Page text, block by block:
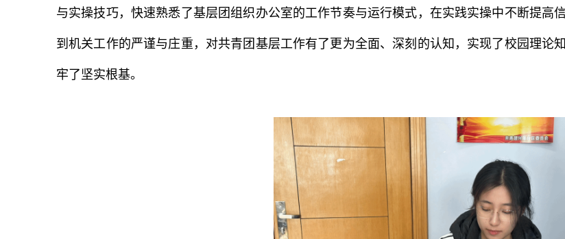
与实操技巧，快速熟悉了基层团组织办公室的工作节奏与运行模式，在实践实操中不断提高
到机关工作的严谨与庄重，对共青团基层工作有了更为全面、深刻的认知，实现了校园理论
牢了坚实根基。